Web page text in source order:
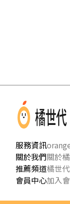
服務資訊
關於我們關於
推薦頻道橘世
會員中心加入